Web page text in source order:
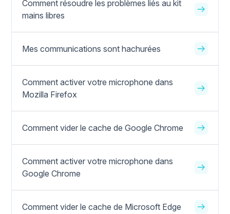
Comment résoudre les problèmes liés au kit
mains libres
Mes communications sont hachurées
Comment activer votre microphone dans
Mozilla Firefox
Comment vider le cache de Google Chrome
Comment activer votre microphone dans
Google Chrome
Comment vider le cache de Microsoft Edge